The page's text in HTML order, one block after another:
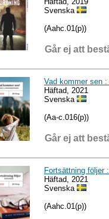
Svenska
(Aahc.01(p))
Går ej att
Vad kommer sen
Häftad, 2021
Svenska
(Aa-c.016(p))
Går ej att
Fortsättning följer
Häftad, 2021
Svenska
(Aahc.01(p))